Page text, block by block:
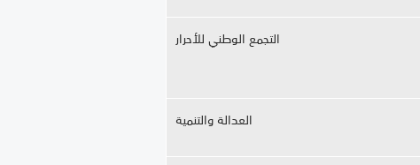
التجمع الوطني للأحرار
العدالة والتنمية